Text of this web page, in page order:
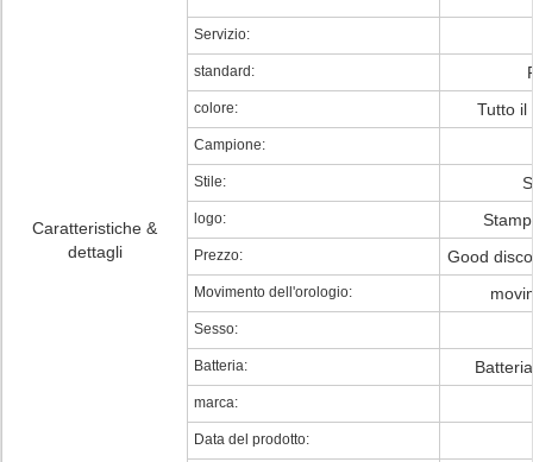
Caratteristiche &
dettagli
Servizio:
standard:
colore: Tutto il
Campione:
Stile:
logo:
Prezzo: Good
Movimento dell'orologio:
Sesso:
Batteria:
marca:
Data del prodotto: